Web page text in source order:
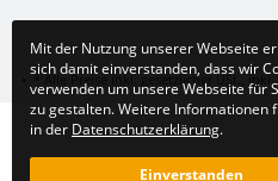
•*Alle Preise inkl. gesetzlicher USt., inkl.
Mit der Nutzung unserer Webseite
sich damit einverstanden, dass wir
verwenden um unsere Webseite für
zu gestalten. Weitere Informationen
in der Datenschutzerklärung.
Einverstanden